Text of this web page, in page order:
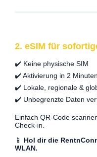
2. eSIM für
✔️ Keine physische SIM
✔️ Aktivierung in 2 Minuten
✔️ Lokale, regionale &
✔️ Unbegrenzte Daten
Einfach QR-Code
Check-in.
📱 Hol dir die
WLAN.